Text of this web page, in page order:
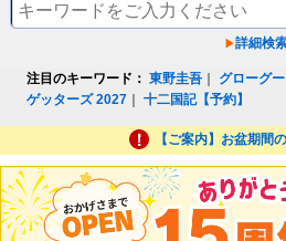
詳細検
注目のキーワード： 東野圭吾 グローグー
ゲッターズ 2027 ｜十二国記【予約】
【ご案内】お盆期間